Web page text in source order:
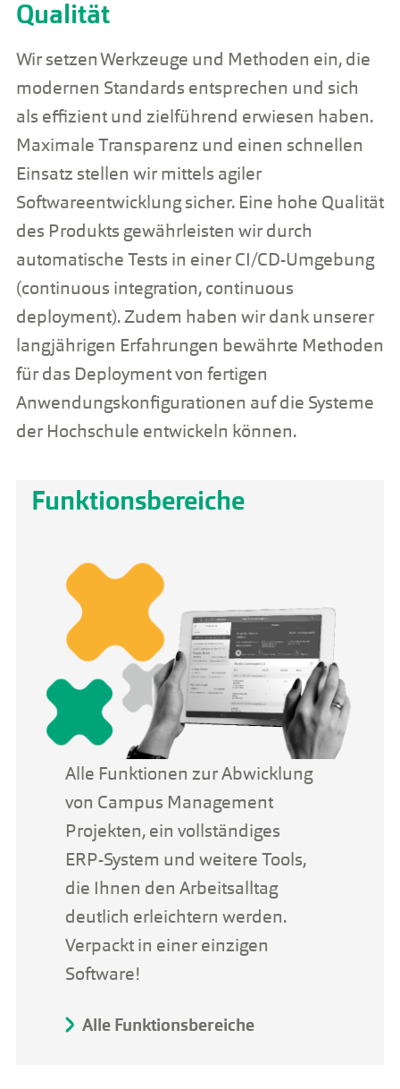
Qualität
Wir setzen Werkzeuge und Methoden ein, die
modernen Standards entsprechen und sich
als effizient und zielführend erwiesen haben.
Maximale Transparenz und einen schnellen
Einsatz stellen wir mittels agiler
Softwareentwicklung sicher. Eine hohe Qualität
des Produkts gewährleisten wir durch
automatische Tests in einer CI/CD-Umgebung
(continuous integration, continuous
deployment). Zudem haben wir dank unserer
langjährigen Erfahrungen bewährte Methoden
für das Deployment von fertigen
Anwendungskonfigurationen auf die Systeme
der Hochschule entwickeln können.
Funktionsbereiche
Alle Funktionen zur Abwicklung
von Campus Management
Projekten, ein vollständiges
ERP-System und weitere Tools,
die Ihnen den Arbeitsalltag
deutlich erleichtern werden.
Verpackt in einer einzigen
Software!
Alle Funktionsbereiche